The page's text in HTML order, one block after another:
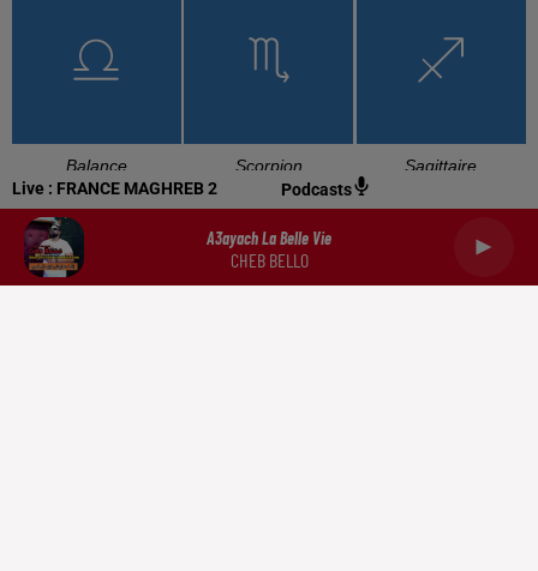
Live : FRANCE MAGHREB 2 Podcasts
A3ayach La Belle Vie
CHEB BELLO
Balance Scorpion Sagittaire